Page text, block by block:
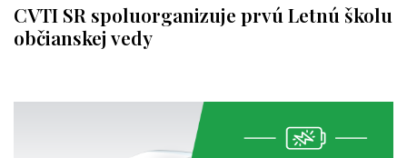
CVTI SR spoluorganizuje prvú Letnú školu
občianskej vedy